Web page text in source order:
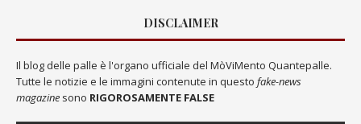
DISCLAIMER
Il blog delle palle è l'organo ufficiale del MòViMento Quantepalle.
Tutte le notizie e le immagini contenute in questo fake-news
magazine sono RIGOROSAMENTE FALSE